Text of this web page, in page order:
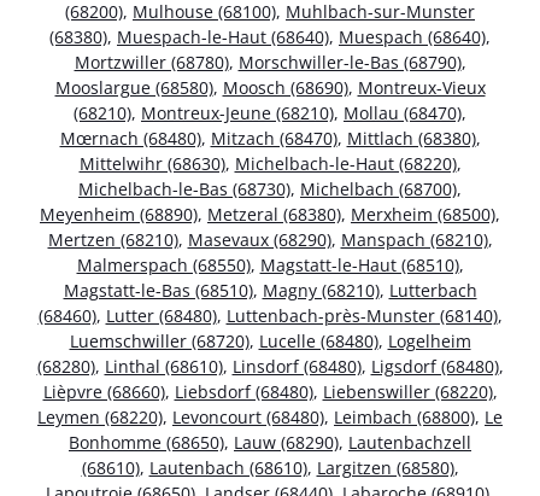
(68200), Mulhouse (68100), Muhlbach-sur-Munster
(68380), Muespach-le-Haut (68640), Muespach (68640),
Mortzwiller (68780), Morschwiller-le-Bas (68790),
Mooslargue (68580), Moosch (68690), Montreux-Vieux
(68210), Montreux-Jeune (68210), Mollau (68470),
Mœrnach (68480), Mitzach (68470), Mittlach (68380),
Mittelwihr (68630), Michelbach-le-Haut (68220),
Michelbach-le-Bas (68730), Michelbach (68700),
Meyenheim (68890), Metzeral (68380), Merxheim (68500),
Mertzen (68210), Masevaux (68290), Manspach (68210),
Malmerspach (68550), Magstatt-le-Haut (68510),
Magstatt-le-Bas (68510), Magny (68210), Lutterbach
(68460), Lutter (68480), Luttenbach-près-Munster (68140),
Luemschwiller (68720), Lucelle (68480), Logelheim
(68280), Linthal (68610), Linsdorf (68480), Ligsdorf (68480),
Lièpvre (68660), Liebsdorf (68480), Liebenswiller (68220),
Leymen (68220), Levoncourt (68480), Leimbach (68800), Le
Bonhomme (68650), Lauw (68290), Lautenbachzell
(68610), Lautenbach (68610), Largitzen (68580),